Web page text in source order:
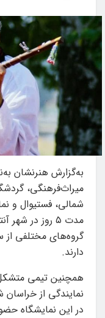
به‌گزارش هنرنشان
میراث‌فرهنگی،
مدت ۵ روز در
گروه‌های مختلفی از
دارند.
همچنین تیمی متشکل
نمایندگی از
در این نمایشگاه